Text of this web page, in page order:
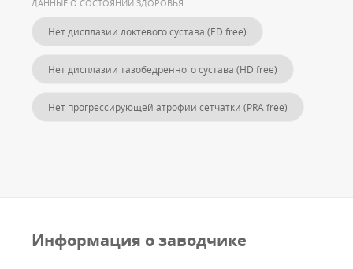
ДАННЫЕ О СОСТОЯНИИ ЗДОРОВЬЯ
Нет дисплазии локтевого сустава (ED free)
Нет дисплазии тазобедренного сустава (HD free)
Нет прогрессирующей атрофии сетчатки (PRA free)
Информация о заводчике